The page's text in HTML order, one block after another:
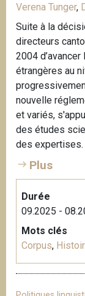
Verena Tunger,
Suite à la
directeurs
2004
étrangères au
nouvelle
et variés,
des études
des expertises.
Plus
Durée
09.2025 -
Mots clés
Corpus,